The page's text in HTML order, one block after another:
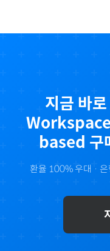
지금 바로
based 구
환율 100% 우대 ·